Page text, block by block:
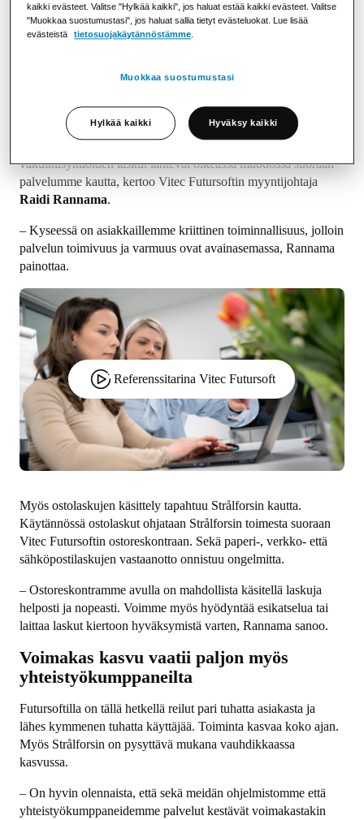
Olennaista kokonaisuuden kannalta on myös se, että Futursoft
valitsee itselleen parhaat mahdolliset yhteistyökumppanit.
Laskutus- ja ostolaskupalveluiden osalta yhteistyötä tehdään
niin kustannustehokkaan kuin nopeasti käyttöönotettavan
laskutuksen, joka mahdollistaa sekä paperi- että verkkolaskujen
vakuutusyhtiöiden laskut lähtevät oikeassa muodossa suoraan
palvelumme kautta, kertoo Vitec Futursoftin myyntijohtaja
Raidi Rannama.
– Kyseessä on asiakkaillemme kriittinen toiminnallisuus, jolloin
palvelun toimivuus ja varmuus ovat avainasemassa, Rannama
painottaa.
Referenssitarina Vitec Futursoft
Myös ostolaskujen käsittely tapahtuu Strålforsin kautta.
Käytännössä ostolaskut ohjataan Strålforsin toimesta suoraan
Vitec Futursoftin ostoreskontraan. Sekä paperi-, verkko- että
sähköpostilaskujen vastaanotto onnistuu ongelmitta.
– Ostoreskontramme avulla on mahdollista käsitellä laskuja
helposti ja nopeasti. Voimme myös hyödyntää esikatselua tai
laittaa laskut kiertoon hyväksymistä varten, Rannama sanoo.
Voimakas kasvu vaatii paljon myös
yhteistyökumppaneilta
Futursoftilla on tällä hetkellä reilut pari tuhatta asiakasta ja
lähes kymmenen tuhatta käyttäjää. Toiminta kasvaa koko ajan.
Myös Strålforsin on pysyttävä mukana vauhdikkaassa
kasvussa.
– On hyvin olennaista, että sekä meidän ohjelmistomme että
yhteistyökumppaneidemme palvelut kestävät voimakastakin
kaikki evästeet. Valitse "Hylkää kaikki", jos haluat estää kaikki evästeet. Valitse
"Muokkaa suostumustasi", jos haluat sallia tietyt evästeluokat. Lue lisää
evästeistä
tietosuojakäytännöstämme
Muokkaa suostumustasi
Hylkää kaikki Hyväksy kaikki